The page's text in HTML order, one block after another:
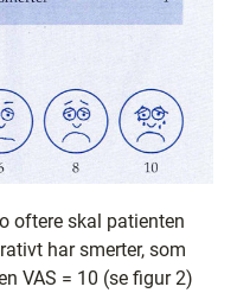
oftere skal patienten
har smerter, som
VAS = 10 (se figur 2)